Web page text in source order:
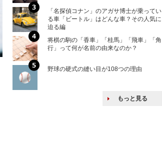
「名探偵コナン」のアガサ博士が乗ってい
る車「ビートル」はどんな車？その人気に
迫る編
将棋の駒の「香車」「桂馬」「飛車」「角
行」って何が名前の由来なのか？
野球の硬式の縫い目が108つの理由
もっと見る